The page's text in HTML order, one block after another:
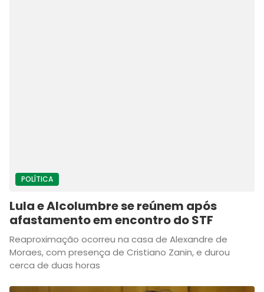
POLÍTICA
Lula e Alcolumbre se reúnem após
afastamento em encontro do STF
Reaproximação ocorreu na casa de Alexandre de
Moraes, com presença de Cristiano Zanin, e durou
cerca de duas horas